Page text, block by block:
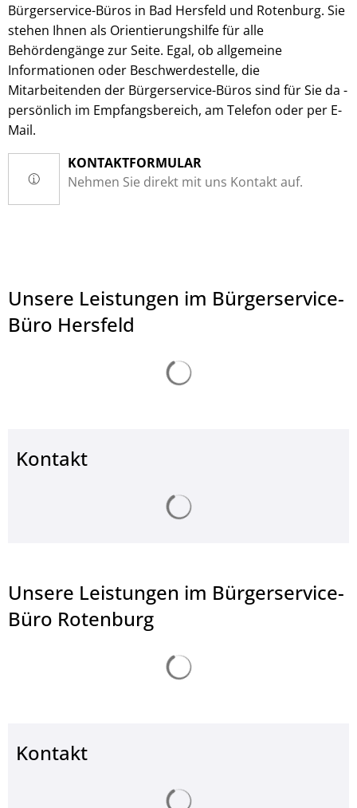
© Landkreis Hersfeld-Rotenburg
Bürgerservice-Büros in Bad Hersfeld und Rotenburg. Sie
stehen Ihnen als Orientierungshilfe für alle
Behördengänge zur Seite. Egal, ob allgemeine
Informationen oder Beschwerdestelle, die
Mitarbeitenden der Bürgerservice-Büros sind für Sie da -
persönlich im Empfangsbereich, am Telefon oder per E-
Mail.
KONTAKTFORMULAR
Nehmen Sie direkt mit uns Kontakt auf.
Unsere Leistungen im Bürgerservice-
Büro Hersfeld
Kontakt
Unsere Leistungen im Bürgerservice-
Büro Rotenburg
Kontakt